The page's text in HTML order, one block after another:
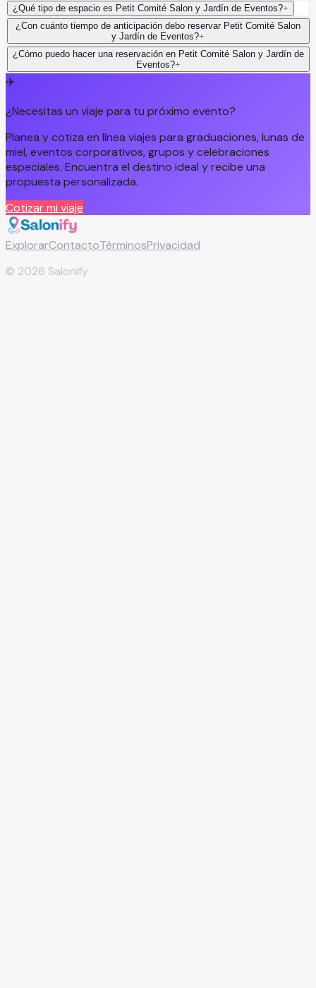
¿Qué tipo de espacio es Petit Comité Salon y Jardín de Eventos?+
¿Con cuánto tiempo de anticipación debo reservar Petit Comité Salon
y Jardín de Eventos?+
¿Cómo puedo hacer una reservación en Petit Comité Salon y Jardín de
Eventos?+
✈️
¿Necesitas un viaje para tu próximo evento?
Planea y cotiza en línea viajes para graduaciones, lunas de
miel, eventos corporativos, grupos y celebraciones
especiales. Encuentra el destino ideal y recibe una
propuesta personalizada.
Cotizar mi viaje
ExplorarContactoTérminosPrivacidad
© 2026 Salonify